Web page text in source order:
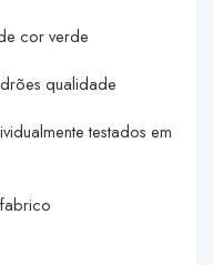
cor verde
qualidade
testados em